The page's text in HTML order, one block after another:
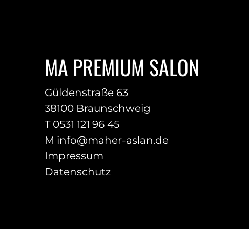
MA PREMIUM SALON
Güldenstraße 63
38100 Braunschweig
T 0531 121 96 45
M info@maher-aslan.de
Impressum
Datenschutz